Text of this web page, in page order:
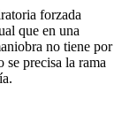
forzada
que en una
no tiene por
se precisa la rama